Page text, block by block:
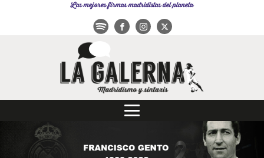
Las mejores firmas madridistas del planeta